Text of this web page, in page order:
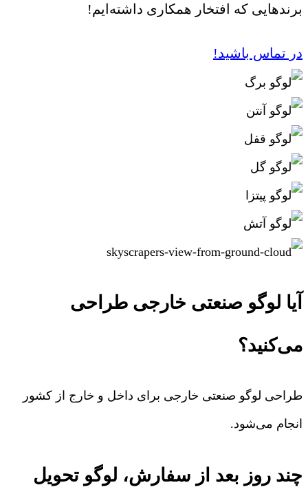
برندهایی که افتخار همکاری داشته‌ایم!
در تماس باشید!
آیا لوگو صنعتی خارجی طراحی
می‌کنید؟
طراحی لوگو صنعتی خارجی برای داخل و خارج از کشور
انجام می‌شود.
چند روز بعد از سفارش، لوگو تحویل